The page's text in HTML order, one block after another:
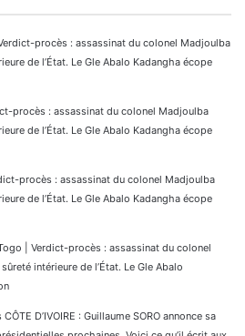
procès : assassinat du colonel Madjoulba
de l’État. Le Gle Abalo Kadangha écope
procès : assassinat du colonel Madjoulba
de l’État. Le Gle Abalo Kadangha écope
procès : assassinat du colonel Madjoulba
de l’État. Le Gle Abalo Kadangha écope
| Verdict-procès : assassinat du colonel
intérieure de l’État. Le Gle Abalo
CÔTE D’IVOIRE : Guillaume SORO annonce sa